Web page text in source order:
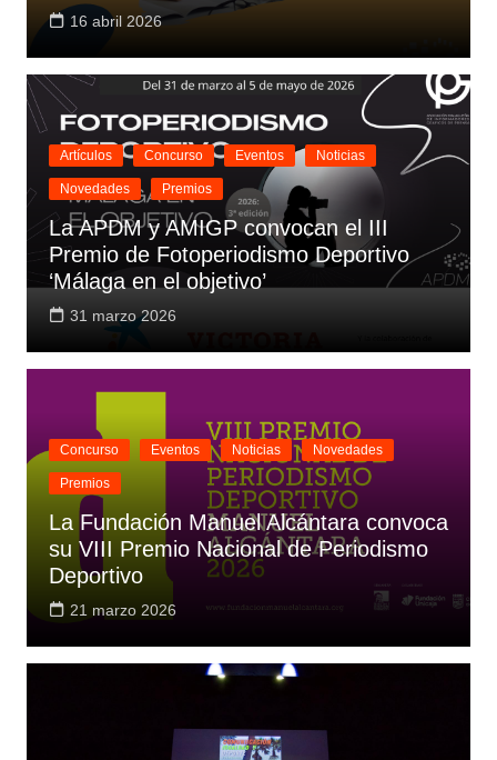
16 abril 2026
Artículos Concurso Eventos Noticias
Novedades Premios
La APDM y AMIGP convocan el III
Premio de Fotoperiodismo Deportivo
‘Málaga en el objetivo’
31 marzo 2026
Concurso Eventos Noticias Novedades
Premios
La Fundación Manuel Alcántara convoca
su VIII Premio Nacional de Periodismo
Deportivo
21 marzo 2026